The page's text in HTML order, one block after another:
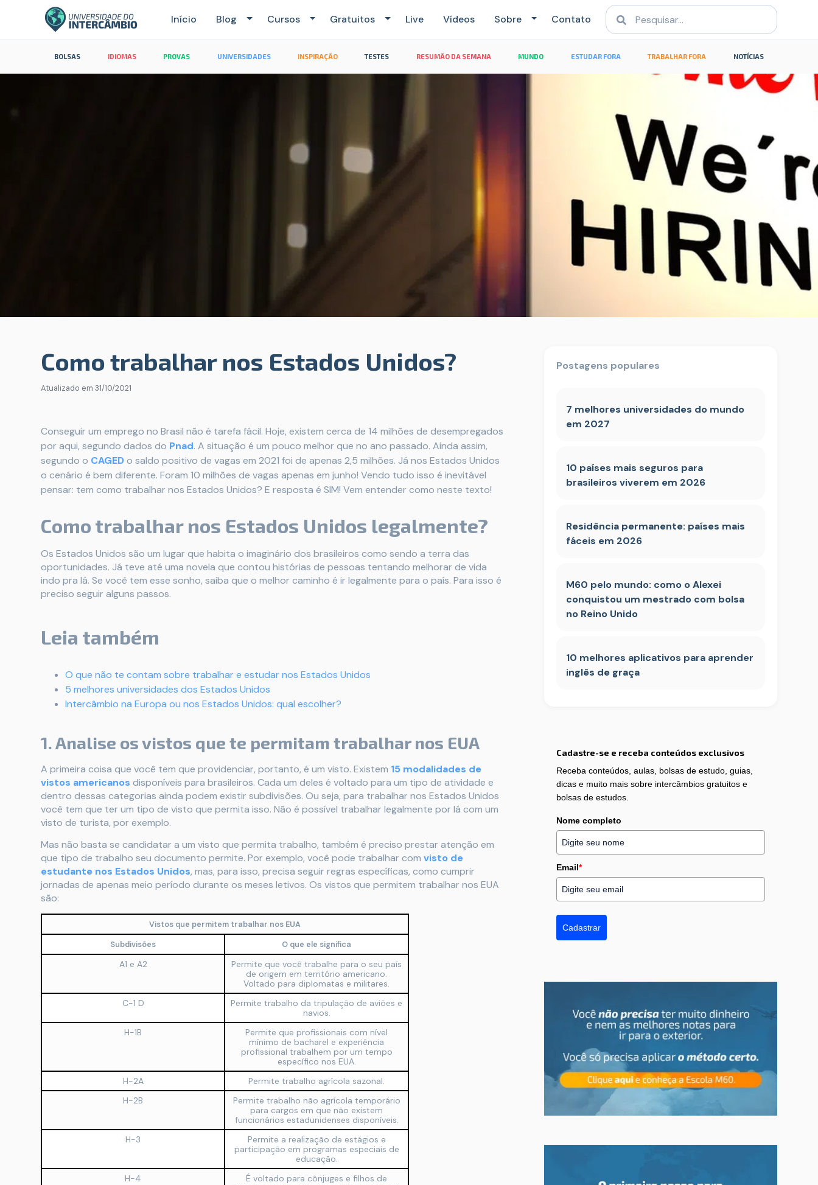
Início Blog Cursos Gratuitos Live Vídeos Sobre Contato
BOLSAS IDIOMAS PROVAS UNIVERSIDADES INSPIRAÇÃO TESTES RESUMÃO DA SEMANA MUNDO ESTUDAR FORA TRABALHAR FORA NOTÍCIAS
Como trabalhar nos Estados Unidos?
Atualizado em 31/10/2021
Conseguir um emprego no Brasil não é tarefa fácil. Hoje, existem cerca de 14 milhões de desempregados
por aqui, segundo dados do Pnad. A situação é um pouco melhor que no ano passado. Ainda assim,
segundo o CAGEDo saldo positivo de vagas em 2021 foi de apenas 2,5 milhões. Já nos Estados Unidos
o cenário é bem diferente. Foram 10 milhões de vagas apenas em junho! Vendo tudo isso é inevitável
pensar: tem como trabalhar nos Estados Unidos? E resposta é SIM! Vem entender como neste texto!
Como trabalhar nos Estados Unidos legalmente?
Os Estados Unidos são um lugar que habita o imaginário dos brasileiros como sendo a terra das
oportunidades. Já teve até uma novela que contou histórias de pessoas tentando melhorar de vida
indo pra lá. Se você tem esse sonho, saiba que o melhor caminho é ir legalmente para o país. Para isso é
preciso seguir alguns passos.
Leia também
O que não te contam sobre trabalhar e estudar nos Estados Unidos
5 melhores universidades dos Estados Unidos
Intercâmbio na Europa ou nos Estados Unidos: qual escolher?
1. Analise os vistos que te permitam trabalhar nos EUA
A primeira coisa que você tem que providenciar, portanto, é um visto. Existem 15 modalidades de
vistos americanos disponíveis para brasileiros. Cada um deles é voltado para um tipo de atividade e
dentro dessas categorias ainda podem existir subdivisões. Ou seja, para trabalhar nos Estados Unidos
você tem que ter um tipo de visto que permita isso. Não é possível trabalhar legalmente por lá com um
visto de turista, por exemplo.
Mas não basta se candidatar a um visto que permita trabalho, também é preciso prestar atenção em
que tipo de trabalho seu documento permite. Por exemplo, você pode trabalhar com visto de
estudante nos Estados Unidos, mas, para isso, precisa seguir regras específicas, como cumprir
jornadas de apenas meio período durante os meses letivos. Os vistos que permitem trabalhar nos EUA
são:
Vistos que permitem trabalhar nos EUA
Subdivisões O que ele significa
A1 e A2
Permite que você trabalhe para o seu país
de origem em território americano.
Voltado para diplomatas e militares.
C-1 D
Permite trabalho da tripulação de aviões e
navios.
H-1B
Permite que profissionais com nível
mínimo de bacharel e experiência
profissional trabalhem por um tempo
específico nos EUA.
H-2A
Permite trabalho agrícola sazonal.
H-2B
Permite trabalho não agrícola temporário
para cargos em que não existem
funcionários estadunidenses disponíveis.
H-3
Permite a realização de estágios e
participação em programas especiais de
educação.
H-4
É voltado para cônjuges e filhos de
Postagens populares
7 melhores universidades do mundo
em 2027
10 países mais seguros para
brasileiros viverem em 2026
Residência permanente: países mais
fáceis em 2026
M60 pelo mundo: como o Alexei
conquistou um mestrado com bolsa
no Reino Unido
10 melhores aplicativos para aprender
inglês de graça
Cadastre-se e receba conteúdos exclusivos
Receba conteúdos, aulas, bolsas de estudo, guias,
dicas e muito mais sobre intercâmbios gratuitos e
bolsas de estudos.
Nome completo
Email*
Cadastrar